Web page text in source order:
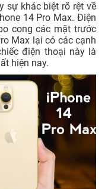
sự khác biệt rõ rệt về
14 Pro Max. Điện
cong các mặt trước
Max lại có các cạnh
điện thoại này là
hiện nay.